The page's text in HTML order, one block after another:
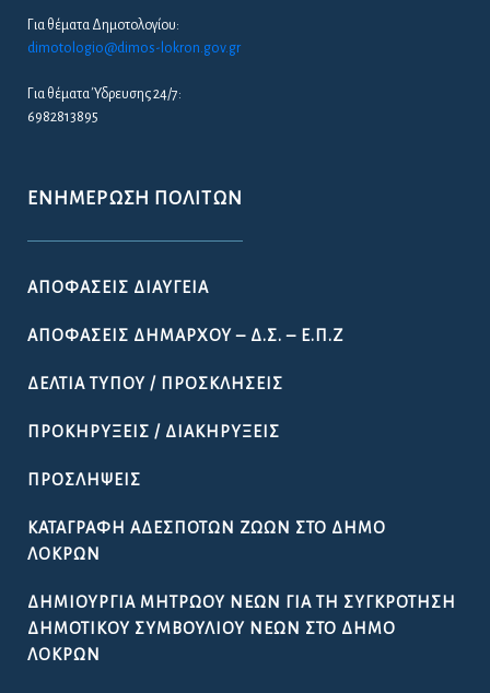
Για θέματα Δημοτολογίου:
dimotologio@dimos-lokron.gov.gr
Για θέματα Ύδρευσης 24/7:
6982813895
ΕΝΗΜΈΡΩΣΗ ΠΟΛΙΤΏΝ
ΑΠΟΦΆΣΕΙΣ ΔΙΑΎΓΕΙΑ
ΑΠΟΦΆΣΕΙΣ ΔΗΜΆΡΧΟΥ – Δ.Σ. – Ε.Π.Ζ
ΔΕΛΤΊΑ ΤΎΠΟΥ / ΠΡΟΣΚΛΉΣΕΙΣ
ΠΡΟΚΗΡΎΞΕΙΣ / ΔΙΑΚΗΡΎΞΕΙΣ
ΠΡΟΣΛΉΨΕΙΣ
ΚΑΤΑΓΡΑΦΉ ΑΔΈΣΠΟΤΩΝ ΖΏΩΝ ΣΤΟ ΔΉΜΟ
ΛΟΚΡΏΝ
ΔΗΜΙΟΥΡΓΊΑ ΜΗΤΡΏΟΥ ΝΈΩΝ ΓΙΑ ΤΗ ΣΥΓΚΡΌΤΗΣΗ
ΔΗΜΟΤΙΚΟΎ ΣΥΜΒΟΥΛΊΟΥ ΝΈΩΝ ΣΤΟ ΔΉΜΟ
ΛΟΚΡΏΝ